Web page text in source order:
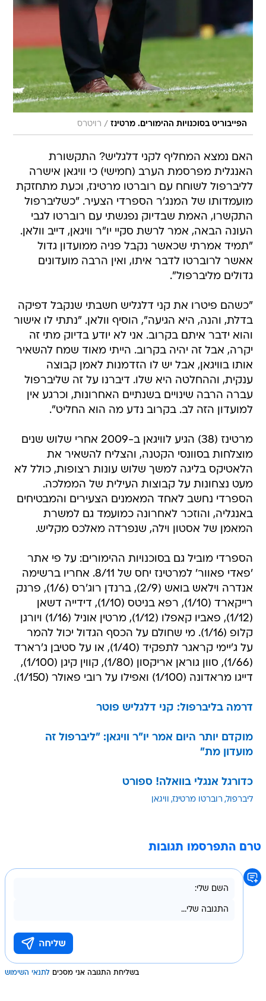
הפייבוריט בסוכנויות ההימורים. מרטינז / רויטרס
האם נמצא המחליף לקני דלגליש? התקשורת
האנגלית מפרסמת הערב (חמישי) כי וויגאן אישרה
לליברפול לשוחח עם רוברטו מרטינז, וכעת מתחזקת
מועמדותו של המנג'ר הספרדי הצעיר. "כשליברפול
התקשרו, האמת שבדיוק נפגשתי עם רוברטו לגבי
העונה הבאה, אמר לרשת סקיי יו"ר וויגאן, דייב וולאן.
"תמיד אמרתי שכאשר נקבל פניה ממועדון גדול
אאשר לרוברטו לדבר איתו, ואין הרבה מועדונים
גדולים מליברפול".
"כשהם פיטרו את קני דלגליש חשבתי שנקבל דפיקה
בדלת, והנה, היא הגיעה", הוסיף וולאן. "נתתי לו אישור
והוא ידבר איתם בקרוב. אני לא יודע בדיוק מתי זה
יקרה, אבל זה יהיה בקרוב. הייתי מאוד שמח להשאיר
אותו בוויגאן, אבל יש לו הזדמנות לאמן קבוצה
ענקית, וההחלטה היא שלו. דיברנו על זה שליברפול
עברה הרבה שינויים בשנתיים האחרונות, וכרגע אין
למועדון הזה לב. בקרוב נדע מה הוא החליט".
מרטינז (38) הגיע לוויגאן ב-2009 אחרי שלוש שנים
מוצלחות בסוונסי הקטנה, והצליח להשאיר את
הלאטיקס בליגה למשך שלוש עונות רצופות, כולל לא
מעט נצחונות על קבוצות העילית של הממלכה.
הספרדי נחשב לאחד המאמנים הצעירים והמבטיחים
באנגליה, והוזכר לאחרונה כמועמד גם למשרת
המאמן של אסטון וילה, שנפרדה מאלכס מקליש.
הספרדי מוביל גם בסוכנויות ההימורים: על פי אתר
'פאדי פאוור' למרטינז יחס של 8/11. אחריו ברשימה
אנדרה וילאש בואש (2/9), ברנדן רוג'רס (1/6), פרנק
רייקארד (1/10), רפא בניטס (1/10), דידייה דשאן
(1/12), פאביו קאפלו (1/12), מרטין אוניל (1/16) ויורגן
קלופ (1/16). מי שחולם על הכסף הגדול יכול להמר
על ג'יימי קראגר לתפקיד (1/40), או על סטיבן ג'רארד
(1/66), סוון גוראן אריקסון (1/80), קווין קיגן (1/100),
דייגו מראדונה (1/100) ואפילו על רובי פאולר (1/150).
דרמה בליברפול: קני דלגליש פוטר
מוקדם יותר היום אמר יו"ר וויגאן: "ליברפול זה
מועדון מת"
כדורגל אנגלי בוואלה! ספורט
ליברפול רוברטו מרטינז וויגאן
טרם התפרסמו תגובות
בשליחת התגובה אני מסכים לתנאי השימוש